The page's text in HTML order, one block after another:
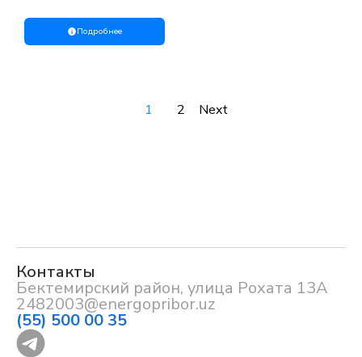
Подробнее
1 2 Next
Контакты
Бектемирский район, улица Рохата 13А
2482003@energopribor.uz
(55) 500 00 35